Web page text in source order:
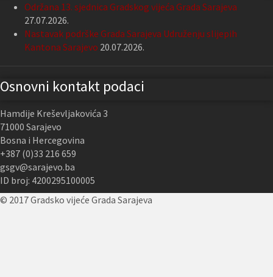
Održana 13. sjednica Gradskog vijeća Grada Sarajeva
27.07.2026.
Nastavak podrške Grada Sarajeva Udruženju slijepih
Kantona Sarajevo 20.07.2026.
Osnovni kontakt podaci
Hamdije Kreševljakovića 3
71000 Sarajevo
Bosna i Hercegovina
+387 (0)33 216 659
gsgv@sarajevo.ba
ID broj: 4200295100005
© 2017 Gradsko vijeće Grada Sarajeva